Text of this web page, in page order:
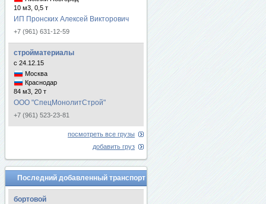
10 м3, 0,5 т
ИП Пронских Алексей Викторович
+7 (961) 631-12-59
стройматериалы
с 24.12.15
Москва
Краснодар
84 м3, 20 т
ООО "СпецМонолитСтрой"
+7 (961) 523-23-81
посмотреть все грузы
добавить груз
Последний добавленный транспорт
бортовой